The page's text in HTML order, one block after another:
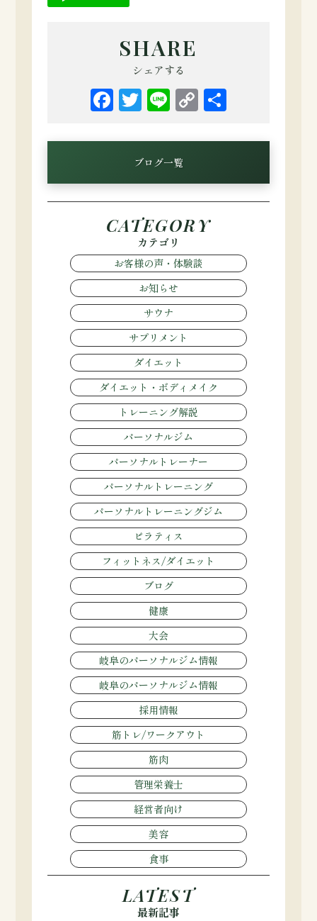
SHARE
シェアする
Facebook
Twitter
LineCopy
ブログ一覧
CATEGORY
カテゴリ
お客様の声・体験談
お知らせ
サウナ
サプリメント
ダイエット
ダイエット・ボディメイク
トレーニング解説
パーソナルジム
パーソナルトレーナー
パーソナルトレーニング
パーソナルトレーニングジム
ピラティス
フィットネス/ダイエット
ブログ
健康
大会
岐阜のパーソナルジム情報
岐阜のパーソナルジム情報
採用情報
筋トレ/ワークアウト
筋肉
管理栄養士
経営者向け
美容
食事
LATEST
最新記事